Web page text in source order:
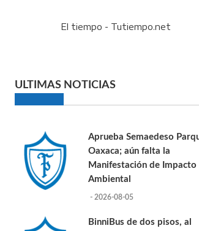
El tiempo - Tutiempo.net
ULTIMAS NOTICIAS
Aprueba Semaedeso
Oaxaca; aún falta la
Manifestación de Impacto
Ambiental
- 2026-08-05
BinniBus de dos pisos, al